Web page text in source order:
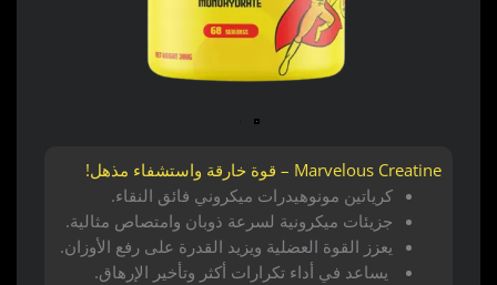
Marvelous Creatine – قوة خارقة واستشفاء مذهل!
كرياتين مونوهيدرات ميكروني فائق النقاء.
جزيئات ميكرونية لسرعة ذوبان وامتصاص مثالية.
يعزز القوة العضلية ويزيد القدرة على رفع الأوزان.
يساعد في أداء تكرارات أكثر وتأخير الإرهاق.